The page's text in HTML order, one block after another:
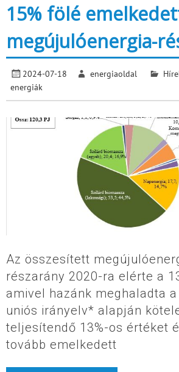
15% fölé
megújulóenergia-
2024-07-18 energiaoldal
energiák
Az összesített
részarány 2020-ra elérte a
amivel hazánk meghaladta
uniós irányelv* alapján
teljesítendő 13%-os értéket
tovább emelkedett